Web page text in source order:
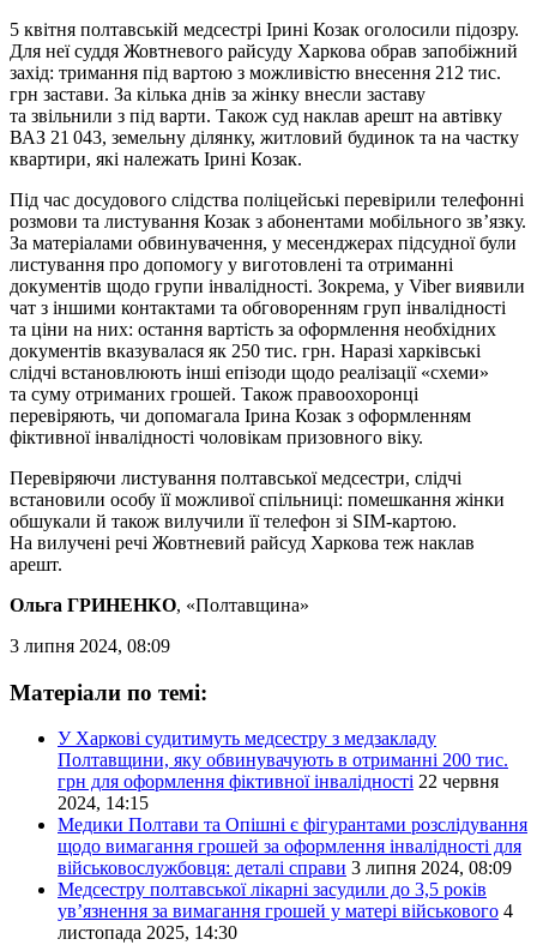
5 квітня полтавській медсестрі Ірині Козак оголосили підозру.
Для неї суддя Жовтневого райсуду Харкова обрав запобіжний
захід: тримання під вартою з можливістю внесення 212 тис.
грн застави. За кілька днів за жінку внесли заставу
та звільнили з під варти. Також суд наклав арешт на автівку
ВАЗ 21 043, земельну ділянку, житловий будинок та на частку
квартири, які належать Ірині Козак.
Під час досудового слідства поліцейські перевірили телефонні
розмови та листування Козак з абонентами мобільного зв’язку.
За матеріалами обвинувачення, у месенджерах підсудної були
листування про допомогу у виготовлені та отриманні
документів щодо групи інвалідності. Зокрема, у Viber виявили
чат з іншими контактами та обговоренням груп інвалідності
та ціни на них: остання вартість за оформлення необхідних
документів вказувалася як 250 тис. грн. Наразі харківські
слідчі встановлюють інші епізоди щодо реалізації «схеми»
та суму отриманих грошей. Також правоохоронці
перевіряють, чи допомагала Ірина Козак з оформленням
фіктивної інвалідності чоловікам призовного віку.
Перевіряючи листування полтавської медсестри, слідчі
встановили особу її можливої спільниці: помешкання жінки
обшукали й також вилучили її телефон зі SIM-картою.
На вилучені речі Жовтневий райсуд Харкова теж наклав
арешт.
Ольга ГРИНЕНКО, «Полтавщина»
3 липня 2024, 08:09
Матеріали по темі:
У Харкові судитимуть медсестру з медзакладу
Полтавщини, яку обвинувачують в отриманні 200 тис.
грн для оформлення фіктивної інвалідності 22 червня
2024, 14:15
Медики Полтави та Опішні є фігурантами розслідування
щодо вимагання грошей за оформлення інвалідності для
військовослужбовця: деталі справи 3 липня 2024, 08:09
Медсестру полтавської лікарні засудили до 3,5 років
ув’язнення за вимагання грошей у матері військового 4
листопада 2025, 14:30